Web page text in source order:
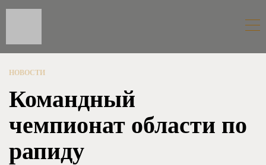
НОВОСТИ
Командный
чемпионат области по
рапиду